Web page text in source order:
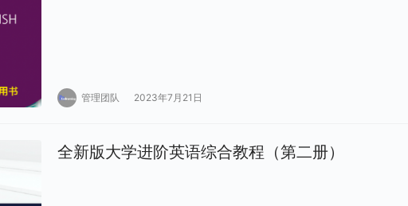
管理团队 2023年7月21日
全新版大学进阶英语综合教程（第二册）